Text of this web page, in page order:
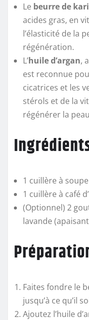
Le beurre de
acides gras, en
l’élasticité de la
régénération.
L’huile d’argan,
est reconnue
cicatrices et les
stérols et de la
régénérer la
1 cuillère à
1 cuillère à café
(Optionnel) 2
lavande
Faites fondre le
jusqu’à ce qu’il
Ajoutez l’huile